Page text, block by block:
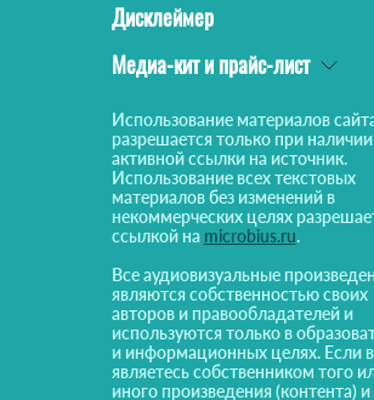
Дисклеймер
Медиа-кит и прайс-лист
Использование материалов
разрешается только при наличии
активной ссылки на источник.
Использование всех текстовых
материалов без изменений в
некоммерческих целях
ссылкой на microbius.ru.
Все аудиовизуальные
являются собственностью своих
авторов и правообладателей и
используются только в
и информационных целях. Если
являетесь собственником того
иного произведения (контента) и